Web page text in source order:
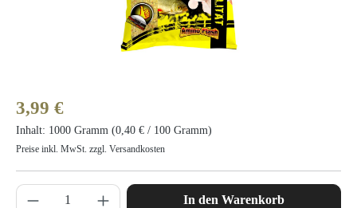
Regulärer Preis:
3,99 €
Inhalt: 1000 Gramm (0,40 € / 100 Gramm)
Preise inkl. MwSt. zzgl. Versandkosten
Produkt Anzahl: Gib den gewünschten Wert
In den Warenkorb